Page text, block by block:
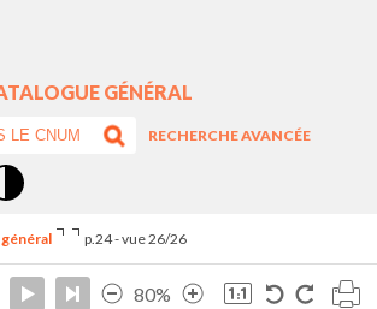
GÉNÉRAL
RECHERCHE AVANCÉE
p.24 - vue 26/26
80%